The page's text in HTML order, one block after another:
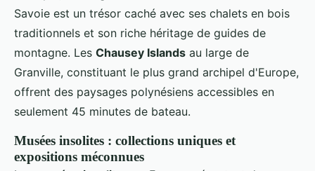
Savoie est un trésor caché avec ses chalets en bois
traditionnels et son riche héritage de guides de
montagne. Les Chausey Islands au large de
Granville, constituant le plus grand archipel d'Europe,
offrent des paysages polynésiens accessibles en
seulement 45 minutes de bateau.
Musées insolites : collections uniques et
expositions méconnues